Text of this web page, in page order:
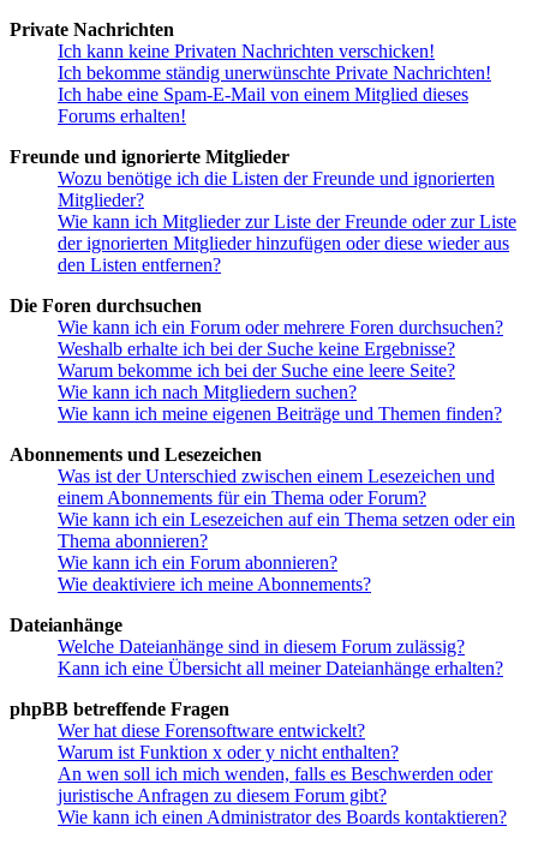
Private Nachrichten
Ich kann keine Privaten Nachrichten verschicken!
Ich bekomme ständig unerwünschte Private Nachrichten!
Ich habe eine Spam-E-Mail von einem Mitglied dieses
Forums erhalten!
Freunde und ignorierte Mitglieder
Wozu benötige ich die Listen der Freunde und ignorierten
Mitglieder?
Wie kann ich Mitglieder zur Liste der Freunde oder zur Liste
der ignorierten Mitglieder hinzufügen oder diese wieder aus
den Listen entfernen?
Die Foren durchsuchen
Wie kann ich ein Forum oder mehrere Foren durchsuchen?
Weshalb erhalte ich bei der Suche keine Ergebnisse?
Warum bekomme ich bei der Suche eine leere Seite?
Wie kann ich nach Mitgliedern suchen?
Wie kann ich meine eigenen Beiträge und Themen finden?
Abonnements und Lesezeichen
Was ist der Unterschied zwischen einem Lesezeichen und
einem Abonnements für ein Thema oder Forum?
Wie kann ich ein Lesezeichen auf ein Thema setzen oder ein
Thema abonnieren?
Wie kann ich ein Forum abonnieren?
Wie deaktiviere ich meine Abonnements?
Dateianhänge
Welche Dateianhänge sind in diesem Forum zulässig?
Kann ich eine Übersicht all meiner Dateianhänge erhalten?
phpBB betreffende Fragen
Wer hat diese Forensoftware entwickelt?
Warum ist Funktion x oder y nicht enthalten?
An wen soll ich mich wenden, falls es Beschwerden oder
juristische Anfragen zu diesem Forum gibt?
Wie kann ich einen Administrator des Boards kontaktieren?